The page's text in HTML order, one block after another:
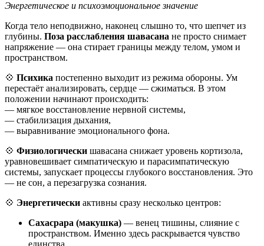
Энергетическое и психоэмоциональное значение
Когда тело неподвижно, наконец слышно то, что шепчет из
глубины. Поза расслабления шавасана не просто снимает
напряжение — она стирает границы между телом, умом и
пространством.
💠 Психика постепенно выходит из режима обороны. Ум
перестаёт анализировать, сердце — сжиматься. В этом
положении начинают происходить:
— мягкое восстановление нервной системы,
— стабилизация дыхания,
— выравнивание эмоционального фона.
💠 Физиологически шавасана снижает уровень кортизола,
уравновешивает симпатическую и парасимпатическую
системы, запускает процессы глубокого восстановления. Это
— не сон, а перезагрузка сознания.
💠 Энергетически активны сразу несколько центров:
Сахасрара (макушка) — венец тишины, слияние с
пространством. Именно здесь раскрывается чувство